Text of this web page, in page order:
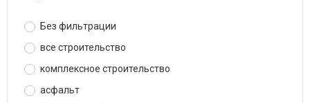
Без фильтрации
все строительство
комплексное строительство
асфальт